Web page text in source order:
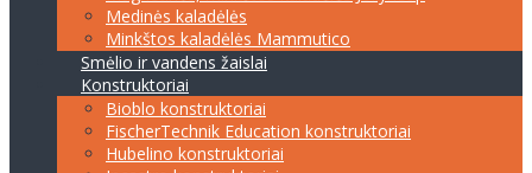
Medinės kaladėlės
Minkštos kaladėlės Mammutico
Smėlio ir vandens žaislai
Konstruktoriai
Bioblo konstruktoriai
FischerTechnik Education konstruktoriai
Hubelino konstruktoriai